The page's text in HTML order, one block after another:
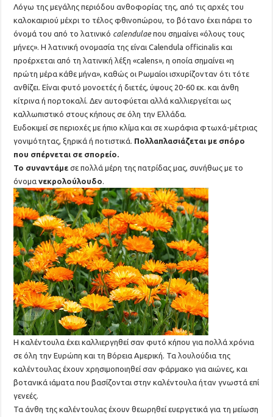
Λόγω της μεγάλης περιόδου ανθοφορίας της, από τις αρχές του
καλοκαιριού μέχρι το τέλος φθινοπώρου, το βότανο έχει πάρει το
όνομά του από το λατινικό calendulaeπου σημαίνει «όλους τους
μήνες». Η λατινική ονομασία της είναι Calendula officinalis και
προέρχεται από τη λατινική λέξη «calens», η οποία σημαίνει «η
πρώτη μέρα κάθε μήνα», καθώς οι Ρωμαίοι ισχυρίζονταν ότι τότε
ανθίζει. Είναι φυτό μονοετές ή διετές, ύψους 20-60 εκ. και άνθη
κίτρινα ή πορτοκαλί. Δεν αυτοφύεται αλλά καλλιεργείται ως
καλλωπιστικό στους κήπους σε όλη την Ελλάδα.
Ευδοκιμεί σε περιοχές με ήπιο κλίμα και σε χωράφια φτωχά-μέτριας
γονιμότητας, ξηρικά ή ποτιστικά. Πολλαπλασιάζεται με σπόρο
που σπέρνεται σε σπορείο.
Το συναντάμε σε πολλά μέρη της πατρίδας μας, συνήθως με το
όνομανεκρολούλουδο.
Η καλέντουλα έχει καλλιεργηθεί σαν φυτό κήπου για πολλά χρόνια
σε όλη την Ευρώπη και τη Βόρεια Αμερική. Τα λουλούδια της
καλέντουλας έχουν χρησιμοποιηθεί σαν φάρμακο για αιώνες, και
βοτανικά ιάματα που βασίζονται στην καλέντουλα ήταν γνωστά επί
γενεές.
Τα άνθη της καλέντουλας έχουν θεωρηθεί ευεργετικά για τη μείωση